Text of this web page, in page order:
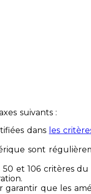
suivants :
dans les
sont
et 106 critères du
que les